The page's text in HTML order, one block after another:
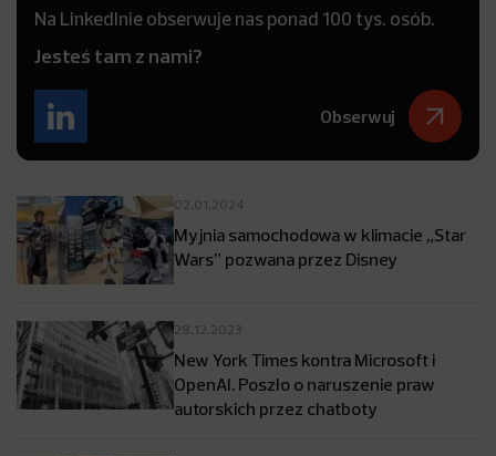
Na LinkedInie obserwuje nas ponad 100 tys. osób.
Jesteś tam z nami?
Obserwuj
02.01.2024
Myjnia samochodowa w klimacie „Star
Wars” pozwana przez Disney
28.12.2023
New York Times kontra Microsoft i
OpenAI. Poszło o naruszenie praw
autorskich przez chatboty